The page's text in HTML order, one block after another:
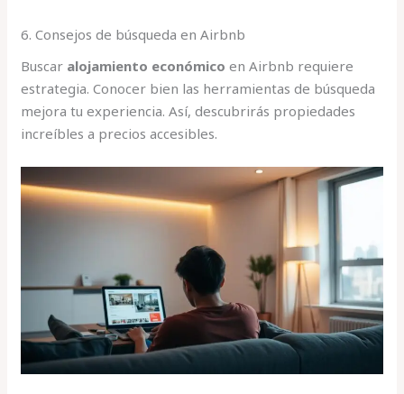
6. Consejos de búsqueda en Airbnb
Buscar alojamiento económico en Airbnb requiere
estrategia. Conocer bien las herramientas de búsqueda
mejora tu experiencia. Así, descubrirás propiedades
increíbles a precios accesibles.